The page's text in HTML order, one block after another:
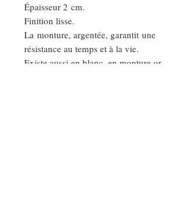
Épaisseur 2 cm.
Finition lisse.
La monture, argentée, garantit une
résistance au temps et à la vie.
Existe aussi en blanc, en monture or,